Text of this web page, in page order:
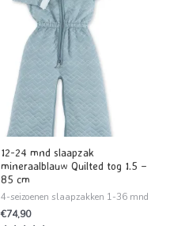
12-24 mnd slaapzak
mineraalblauw Quilted tog 1.5 –
85 cm
4-seizoenen slaapzakken 1-36 mnd
€74,90